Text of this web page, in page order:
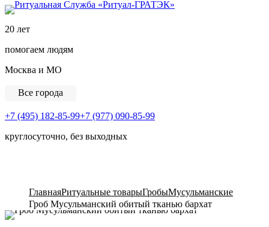
20 лет
помогаем людям
Москва и МО
Все города
+7 (495) 182-85-99+7 (977) 090-85-99
круглосуточно, без выходных
ГлавнаяРитуальные товарыГробыМусульманские
Гроб Мусульманский обитый тканью бархат